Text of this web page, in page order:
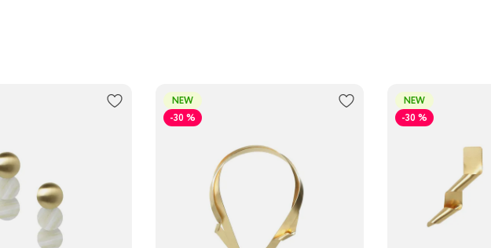
Подробнее о сроках доставки
NEW
-30 %
NEW
-30 %